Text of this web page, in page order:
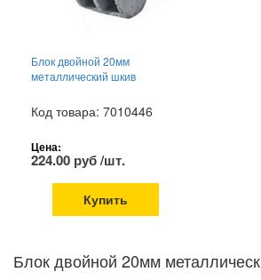
Блок двойной 20мм
металлический шкив
Код товара: 7010446
Цена:
224.00 руб /шт.
Купить
Блок двойной 20мм